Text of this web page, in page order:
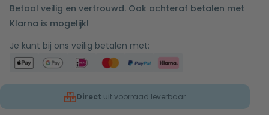
Betaal veilig en vertrouwd. Ook achteraf betalen met
Klarna is mogelijk!
Je kunt bij ons veilig betalen met:
Direct uit voorraad leverbaar